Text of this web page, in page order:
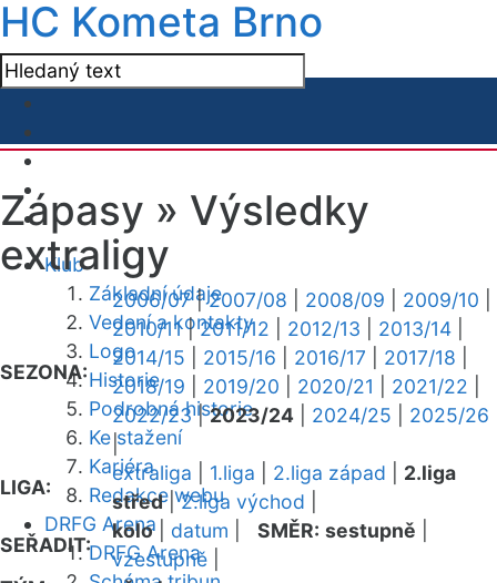
HC Kometa Brno
Klub
Základní údaje
Vedení a kontakty
Logo
Historie
Podrobná historie
Ke stažení
Kariéra
Redakce webu
DRFG Arena
DRFG Arena
Zápasy » Výsledky
extraligy
SEZONA:
2006/07|2007/08 2008/09 2009/10
2010/11|2011/12 2012/13 2013/14
2014/15
2015/16 2016/17 2017/18
2018/19
2019/20 2020/21 2021/22
2022/23|2023/24 2024/25
2025/26
|
LIGA:
extraliga 1.liga 2.liga západ
2.liga
střed|2.liga východ
SEŘADIT:
kolo| datum SMĚR: sestupně
vzestupně